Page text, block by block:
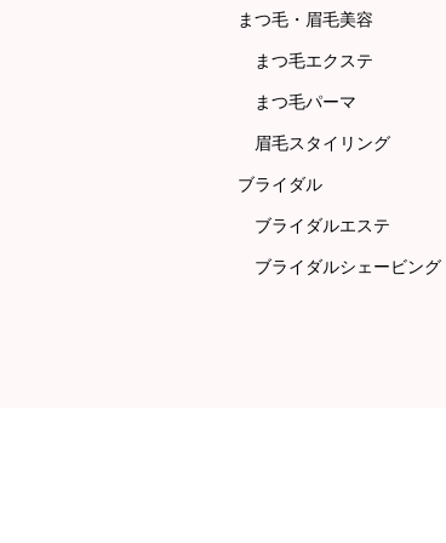
まつ毛・眉毛美容
まつ毛エクステ
まつ毛パーマ
眉毛スタイリング
ブライダル
ブライダルエステ
ブライダルシェービング